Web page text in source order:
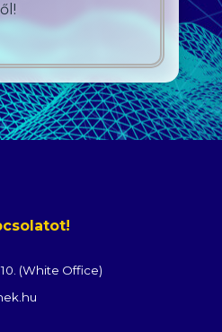
(White Office)